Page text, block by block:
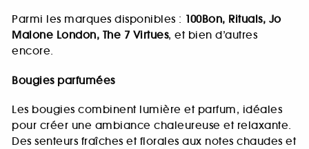
Parmi les marques disponibles : 100Bon, Rituals, Jo
Malone London, The 7 Virtues, et bien d’autres
encore.
Bougies parfumées
Les bougies combinent lumière et parfum, idéales
pour créer une ambiance chaleureuse et relaxante.
Des senteurs fraîches et florales aux notes chaudes et